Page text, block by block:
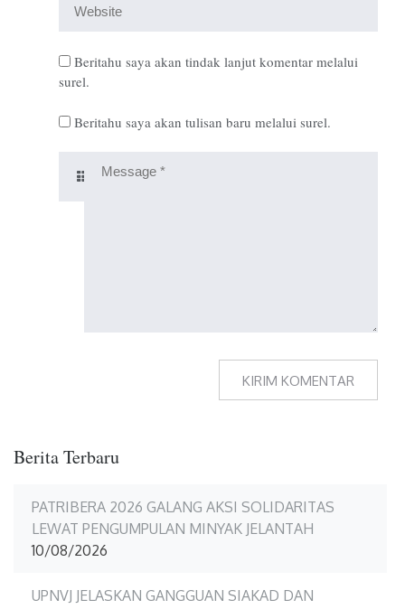
Beritahu saya akan tindak lanjut komentar melalui
surel.
Beritahu saya akan tulisan baru melalui surel.
Berita Terbaru
PATRIBERA 2026 GALANG AKSI SOLIDARITAS
LEWAT PENGUMPULAN MINYAK JELANTAH
10/08/2026
UPNVJ JELASKAN GANGGUAN SIAKAD DAN